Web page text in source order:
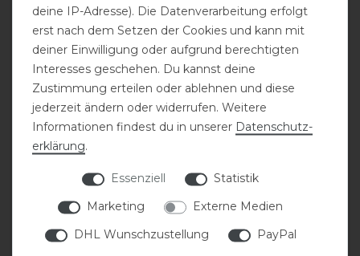
Konfigurationspad
statt 53,90 €
47,00 € *
Piuma-
statt 53,90 €
deine IP-Adresse). Die Datenverarbeitung erfolgt
erst nach dem Setzen der Cookies und kann mit
deiner Einwilligung oder aufgrund berechtigten
Interesses geschehen. Du kannst deine
Zustimmung erteilen oder ablehnen und diese
jederzeit ändern oder widerrufen. Weitere
Informationen findest du in unserer Daten­schutz­
erklärung.
Essenziell
Statistik
Marketing
Externe Medien
DHL Wunschzustellung
PayPal